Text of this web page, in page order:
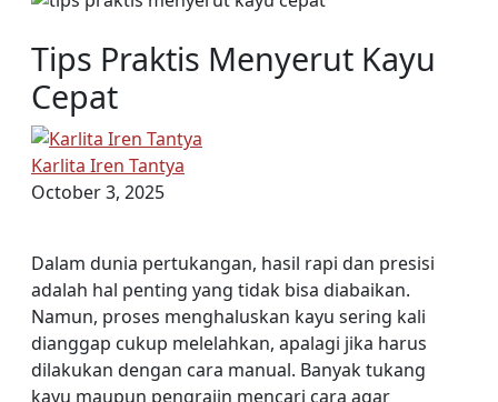
Tips Praktis Menyerut Kayu
Cepat
Karlita Iren Tantya
October 3, 2025
Dalam dunia pertukangan, hasil rapi dan presisi
adalah hal penting yang tidak bisa diabaikan.
Namun, proses menghaluskan kayu sering kali
dianggap cukup melelahkan, apalagi jika harus
dilakukan dengan cara manual. Banyak tukang
kayu maupun pengrajin mencari cara agar